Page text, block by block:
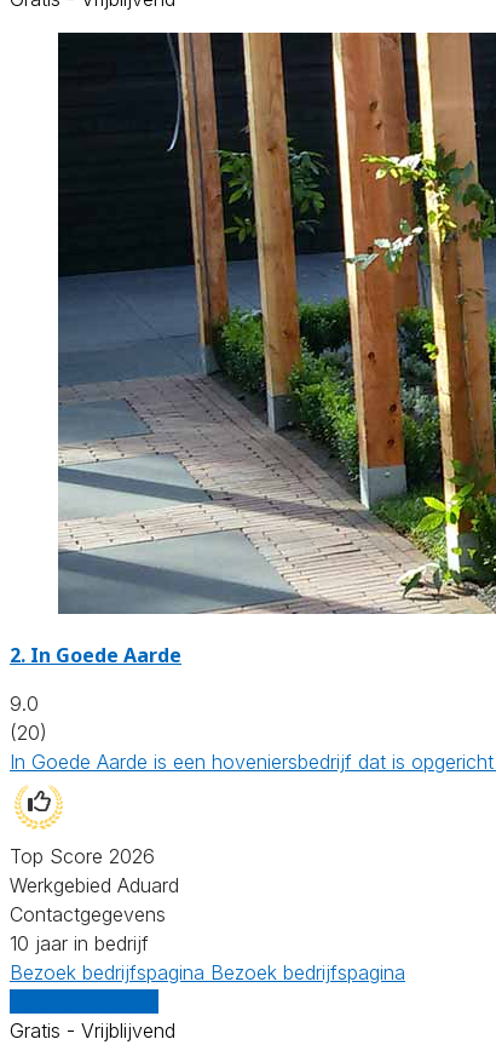
2. In Goede Aarde
9.0
(20)
In Goede Aarde is een hoveniersbedrijf dat is
Top Score 2026
Werkgebied Aduard
Contactgegevens
10 jaar in bedrijf
Bezoek bedrijfspagina Bezoek bedrijfspagina
Gratis - Vrijblijvend